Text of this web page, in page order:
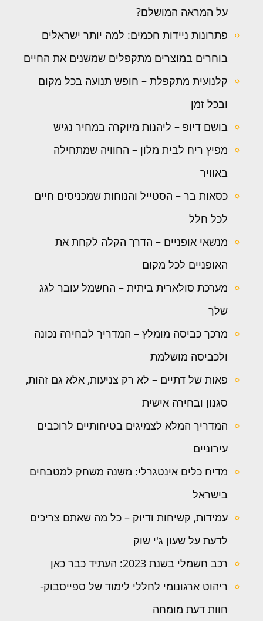
על המראה המושלם?
פתרונות ניידות חכמים: למה יותר ישראלים
בוחרים במוצרים מתקפלים שמשנים את החיים
קלנועית מתקפלת – חופש תנועה בכל מקום
ובכל זמן
בושם דיופ – ליהנות מיוקרה במחיר נגיש
מפיץ ריח לבית מלון – החוויה שמתחילה
באוויר
כסאות בר – הסטייל והנוחות שמכניסים חיים
לכל חלל
מנשאי אופניים – הדרך הקלה לקחת את
האופניים לכל מקום
מערכת סולארית ביתית – החשמל עובר לגג
שלך
מרכך כביסה מומלץ – המדריך לבחירה נכונה
ולכביסה מושלמת
פאות של דתיים – לא רק צניעות, אלא גם זהות,
סגנון ובחירה אישית
המדריך המלא לצמיגים בטיחותיים לרוכבים
עירוניים
מדיח כלים אינטגרלי: משנה משחק למטבחים
בישראל
עמידות, קשיחות ודיוק – כל מה שאתם צריכים
לדעת על שעון ג'י שוק
רכב חשמלי בשנת 2023: העתיד כבר כאן
ריהוט ארגונומי לחללי לימוד של ספייסבוק-
חוות דעת מומחה